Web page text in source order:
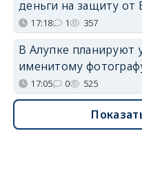
деньги на защиту от
17:18 1 357
В Алупке планируют
именитому
17:05 0 525